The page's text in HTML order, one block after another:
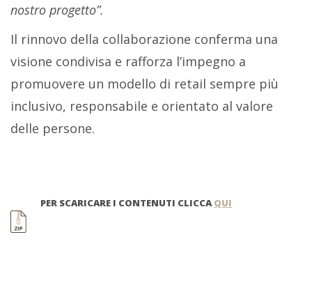
nostro progetto”.
Il rinnovo della collaborazione conferma una
visione condivisa e rafforza l’impegno a
promuovere un modello di retail sempre più
inclusivo, responsabile e orientato al valore
delle persone.
PER SCARICARE I CONTENUTI CLICCAQUI